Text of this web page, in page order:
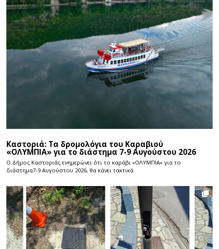
Καστοριά: Τα δρομολόγια του Καραβιού
«ΟΛΥΜΠΙΑ» για το διάστημα 7-9 Αυγούστου 2026
Ο Δήμος Καστοριάς ενημερώνει ότι το καράβι «ΟΛΥΜΠΙΑ» για το
διάστημα7-9 Αυγούστου 2026, θα κάνει τακτικά